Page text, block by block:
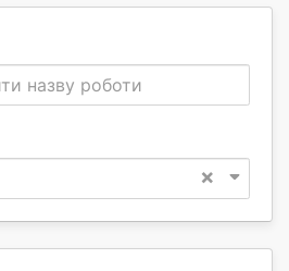
назву роботи
×